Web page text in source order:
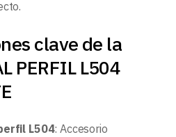
clave de la
PERFIL L504
L504: Accesorio